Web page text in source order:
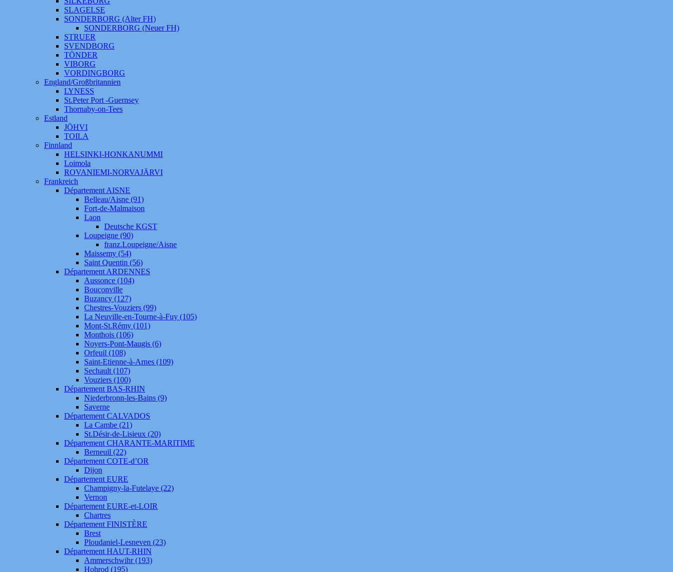
SLAGELSE
SONDERBORG (Alter FH)
SONDERBORG (Neuer FH)
STRUER
SVENDBORG
TÖNDER
VIBORG
VORDINGBORG
England/Großbritannien
LYNESS
St.Peter Port -Guernsey
Thornaby-on-Tees
Estland
JÖHVI
TOILA
Finnland
HELSINKI-HONKANUMMI
Loimola
ROVANIEMI-NORVAJÄRVI
Frankreich
Département AISNE
Belleau/Aisne (91)
Fort-de-Malmaison
Laon
Deutsche KGST
Loupeigne (90)
franz.Loupeigne/Aisne
Maissemy (54)
Saint Quentin (56)
Département ARDENNES
Aussonce (104)
Bouconville
Buzancy (127)
Chestres-Vouziers (99)
La Neuville-en-Tourne-à-Fuy (105)
Mont-St.Rémy (101)
Monthois (106)
Noyers-Pont-Maugis (6)
Orfeuil (108)
Saint-Etienne-à-Arnes (109)
Sechault (107)
Vouziers (100)
Département BAS-RHIN
Niederbronn-les-Bains (9)
Saverne
Département CALVADOS
La Cambe (21)
St.Désir-de-Lisieux (20)
Département CHARANTE-MARITIME
Berneuil (22)
Département COTE-d’OR
Dijon
Département EURE
Champigny-la-Futelaye (22)
Vernon
Département EURE-et-LOIR
Chartres
Département FINISTÈRE
Brest
Ploudaniel-Lesneven (23)
Département HAUT-RHIN
Ammerschwihr (193)
Hohrod (195)